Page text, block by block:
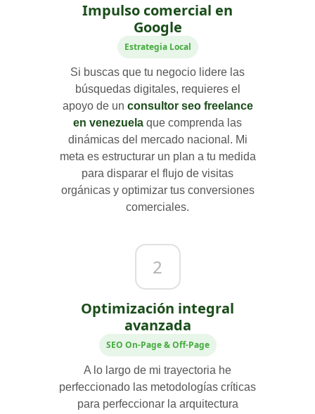
Impulso comercial en
Google
Estrategia Local
Si buscas que tu negocio lidere las
búsquedas digitales, requieres el
apoyo de un consultor seo freelance
en venezuela que comprenda las
dinámicas del mercado nacional. Mi
meta es estructurar un plan a tu medida
para disparar el flujo de visitas
orgánicas y optimizar tus conversiones
comerciales.
2
Optimización integral
avanzada
SEO On-Page & Off-Page
A lo largo de mi trayectoria he
perfeccionado las metodologías críticas
para perfeccionar la arquitectura